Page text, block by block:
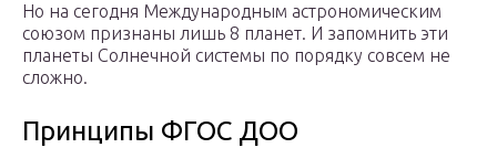
Но на сегодня Международным астрономическим
союзом признаны лишь 8 планет. И запомнить эти
планеты Солнечной системы по порядку совсем не
сложно.
Принципы ФГОС ДОО